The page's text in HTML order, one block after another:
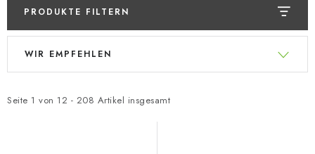
PRODUKTE FILTERN
L
t
Seite 1 von 12 - 208 Artikel insgesamt
P
d
WIR EMPFEHLEN